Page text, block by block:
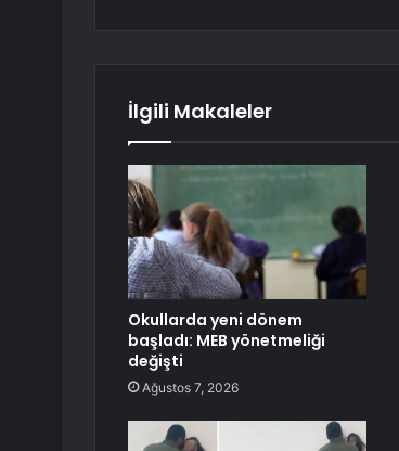
İlgili Makaleler
Okullarda yeni dönem
başladı: MEB yönetmeliği
değişti
Ağustos 7, 2026